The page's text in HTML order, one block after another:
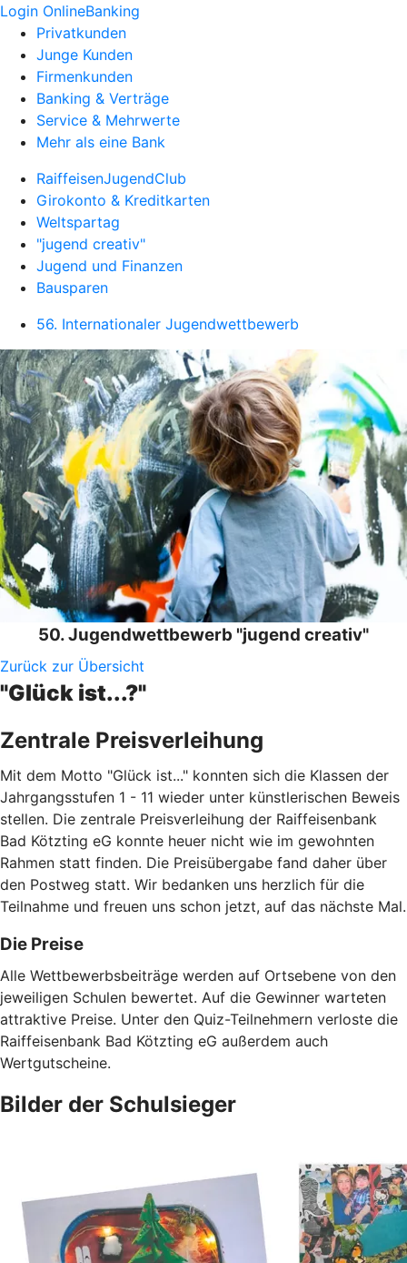
Login OnlineBanking
Privatkunden
Junge Kunden
Firmenkunden
Banking & Verträge
Service & Mehrwerte
Mehr als eine Bank
RaiffeisenJugendClub
Girokonto & Kreditkarten
Weltspartag
"jugend creativ"
Jugend und Finanzen
Bausparen
56. Internationaler Jugendwettbewerb
50. Jugendwettbewerb "jugend creativ"
Zurück zur Übersicht
"Glück ist...?"
Zentrale Preisverleihung
Mit dem Motto "Glück ist..." konnten sich die Klassen der
Jahrgangsstufen 1 - 11 wieder unter künstlerischen Beweis
stellen. Die zentrale Preisverleihung der Raiffeisenbank
Bad Kötzting eG konnte heuer nicht wie im gewohnten
Rahmen statt finden. Die Preisübergabe fand daher über
den Postweg statt. Wir bedanken uns herzlich für die
Teilnahme und freuen uns schon jetzt, auf das nächste Mal.
Die Preise
Alle Wettbewerbsbeiträge werden auf Ortsebene von den
jeweiligen Schulen bewertet. Auf die Gewinner warteten
attraktive Preise. Unter den Quiz-Teilnehmern verloste die
Raiffeisenbank Bad Kötzting eG außerdem auch
Wertgutscheine.
Bilder der Schulsieger